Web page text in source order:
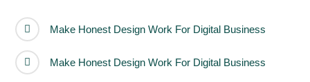
Make Honest Design Work For Digital Business
Make Honest Design Work For Digital Business